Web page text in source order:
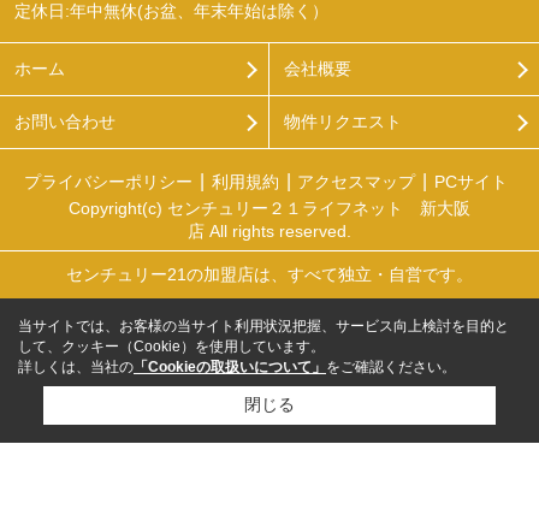
定休日:年中無休(お盆、年末年始は除く）
ホーム 会社概要
お問い合わせ 物件リクエスト
プライバシーポリシー 利用規約 アクセスマップ
PCサイト
Copyright(c) センチュリー２１ライフネット 新大阪
店 All rights reserved.
センチュリー21の加盟店は、すべて独立・自営です。
当サイトでは、お客様の当サイト利用状況把握、サービス向上検討を目的と
して、クッキー（Cookie）を使用しています。
詳しくは、当社の 「Cookieの取扱いについて」 をご確認ください。
閉じる